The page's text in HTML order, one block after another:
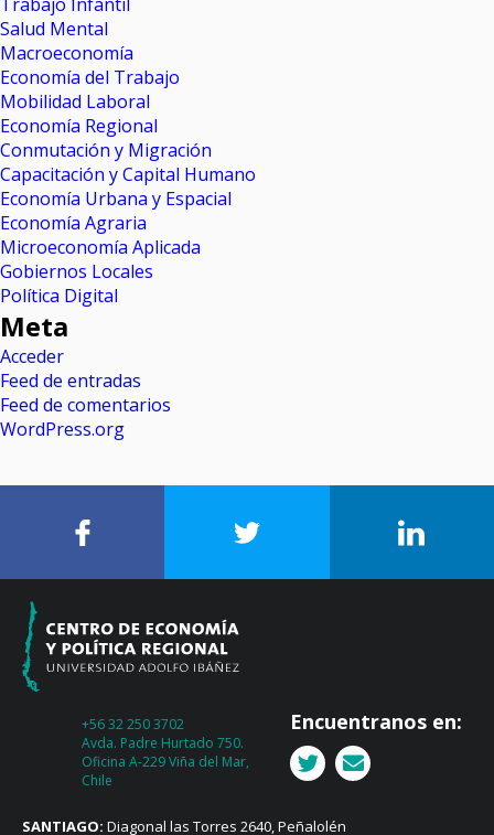
Salud Mental
Macroeconomía
Economía del Trabajo
Mobilidad Laboral
Economía Regional
Conmutación y Migración
Capacitación y Capital Humano
Economía Urbana y Espacial
Economía Agraria
Microeconomía Aplicada
Gobiernos Locales
Política Digital
Meta
Acceder
Feed de entradas
Feed de comentarios
WordPress.org
+56 32 250 3702
Avda. Padre Hurtado 750.
Oficina A-229 Viña del Mar,
Chile
Encuentranos en:
SANTIAGO: Diagonal las Torres 2640, Peñalolén